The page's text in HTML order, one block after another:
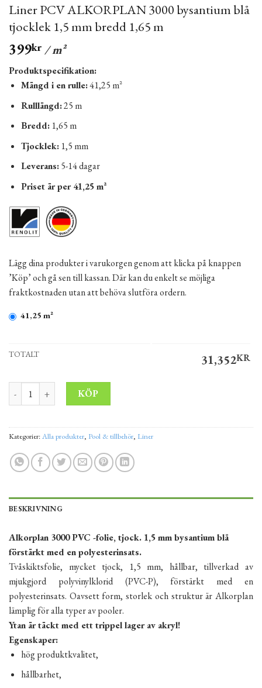
Liner PCV ALKORPLAN 3000 bysantium blå
tjocklek 1,5 mm bredd 1,65 m
399kr / m²
Produktspecifikation:
Mängd i en rulle:41,25 m²
Rulllängd:25 m
Bredd:1,65 m
Tjocklek:1,5 mm
Leverans:5-14 dagar
Priset är per 41,25 m²
Lägg dina produkter i varukorgen genom att klicka på knappen
’Köp’ och gå sen till kassan. Där kan du enkelt se möjliga
fraktkostnaden utan att behöva slutföra ordern.
41,25 m²
TOTALT 31,352KR
Liner PCV ALKORPLAN 3000 bysantium blå tjocklek 1,5 mm
KÖP
Kategorier:Alla produkter, Pool & tillbehör, Liner
BESKRIVNING
Alkorplan 3000 PVC -folie, tjock. 1,5 mm bysantium blå
förstärkt med en polyesterinsats.
Tvåskiktsfolie, mycket tjock, 1,5 mm, hållbar, tillverkad av
mjukgjord polyvinylklorid (PVC-P), förstärkt med en
polyesterinsats. Oavsett form, storlek och struktur är Alkorplan
lämplig för alla typer av pooler.
Ytan är täckt med ett trippel lager av akryl!
Egenskaper:
hög produktkvalitet,
hållbarhet,